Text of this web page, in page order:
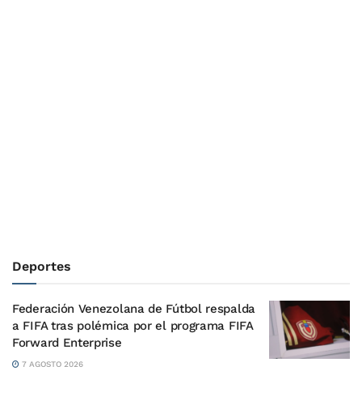
Deportes
Federación Venezolana de Fútbol respalda
a FIFA tras polémica por el programa FIFA
Forward Enterprise
7 AGOSTO 2026